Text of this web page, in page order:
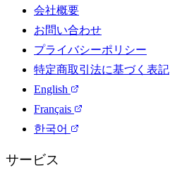
会社概要
お問い合わせ
プライバシーポリシー
特定商取引法に基づく表記
English
Français
한국어
サービス